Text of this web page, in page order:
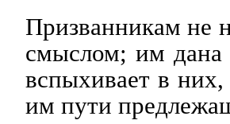
Призванникам не
смыслом; им дана
вспыхивает в
им пути